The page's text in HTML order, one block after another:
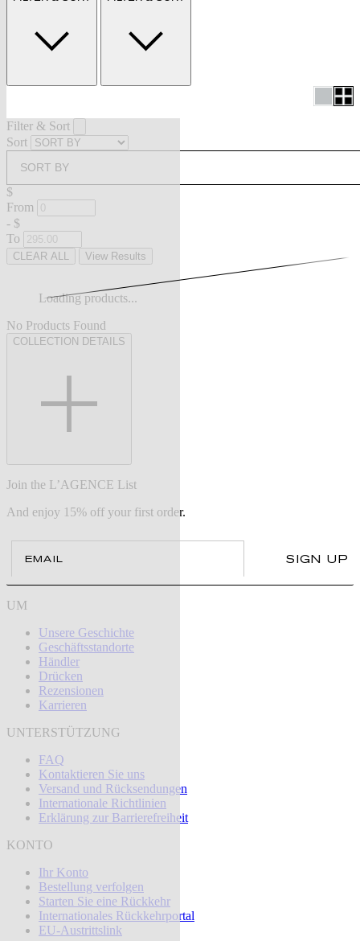
Filter & Sort
Sort
SORT BY
$
From
- $
To
CLEAR ALL View Results
Loading products...
No Products Found
COLLECTION DETAILS
Join the L’AGENCE List
And enjoy 15% off your first order.
SIGN UP
UM
Unsere Geschichte
Geschäftsstandorte
Händler
Drücken
Rezensionen
Karrieren
UNTERSTÜTZUNG
FAQ
Kontaktieren Sie uns
Versand und Rücksendungen
Internationale Richtlinien
Erklärung zur Barrierefreiheit
KONTO
Ihr Konto
Bestellung verfolgen
Starten Sie eine Rückkehr
Internationales Rückkehrportal
EU-Austrittslink